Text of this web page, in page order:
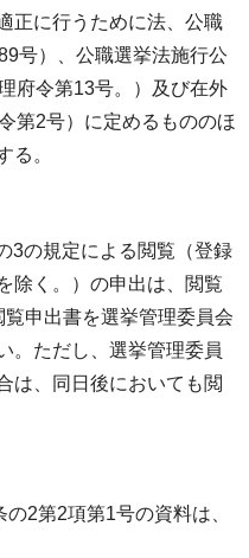
正に行うために法、公職
号）、公職選挙法施行公
府令第13号。）及び在外
第2号）に定めるもののほ
る。
3の規定による閲覧（登録
除く。）の申出は、閲覧
申出書を選挙管理委員会
。ただし、選挙管理委員
は、同日後においても閲
2第2項第1号の資料は、